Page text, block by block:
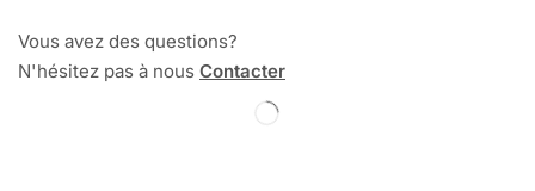
Vous avez des questions?
N'hésitez pas à nous Contacter